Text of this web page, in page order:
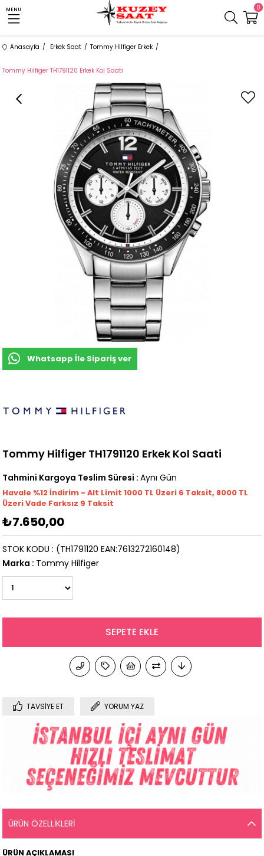
MENU 0
Anasayfa Erkek Saat Tommy Hilfiger Erkek
Tommy Hilfiger TH1791120 Erkek Kol Saati
Whatsapp İle Sipariş ver
Tommy Hilfiger TH1791120 Erkek Kol Saati
Tahmini Kargoya Teslim Süresi : Aynı Gün
Havale %12 İndirim - Alt Limit 1000 TL Üzeri 6 Taksit, 8000 TL
Üzeri Vade Farksız 9 Taksit
₺7.650,00
(TH1791120 EAN:7613272160148)
STOK KODU
Marka : Tommy Hilfiger
TAVSIYE ET YORUM YAZ
ÜRÜN ÖZELLIKLERI
ÜRÜN AÇIKLAMASI